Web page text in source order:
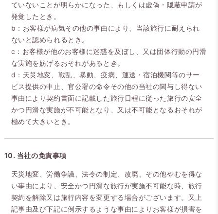
ていないことが明らかになった、もしくは虚偽・隠蔽申請が
発覚したとき。
b：お客様が病気その他の事由により、当該旅行に耐えられ
ないと認められるとき。
c：お客様が他のお客様に迷惑を及ぼし、又は団体行動の円滑
な実施を妨げるおそれがあるとき。
d：天災地変、戦乱、暴動、疫病、運送・宿泊機関等のサー
ビス提供の中止、官公署の命令その他の当社の関与し得ない
事由により契約書面に記載した旅行日程に従った旅行の安全
かつ円滑な実施が不可能となり、又は不可能となるおそれが
極めて大きいとき。
10. 当社の免責事項
天災地変、労働争議、法令の制定、改廃、その他やむを得な
い事由により、安全かつ円滑な旅行が実施不可能な時、旅行
契約を解除又は旅行内容を変更する場合がございます。又上
記事由及び下記に例示するような事由によりお客様が損害を